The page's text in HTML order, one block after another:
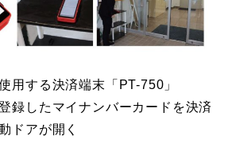
用する決済端末「PT-750」
録したマイナンバーカードを決済
ドアが開く